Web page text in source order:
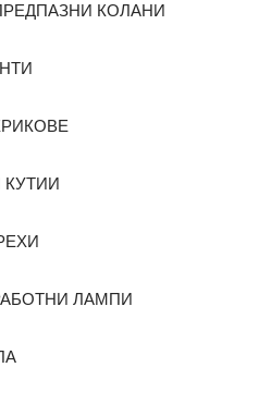
КОЛАНИ
КУТИИ
ЛАМПИ